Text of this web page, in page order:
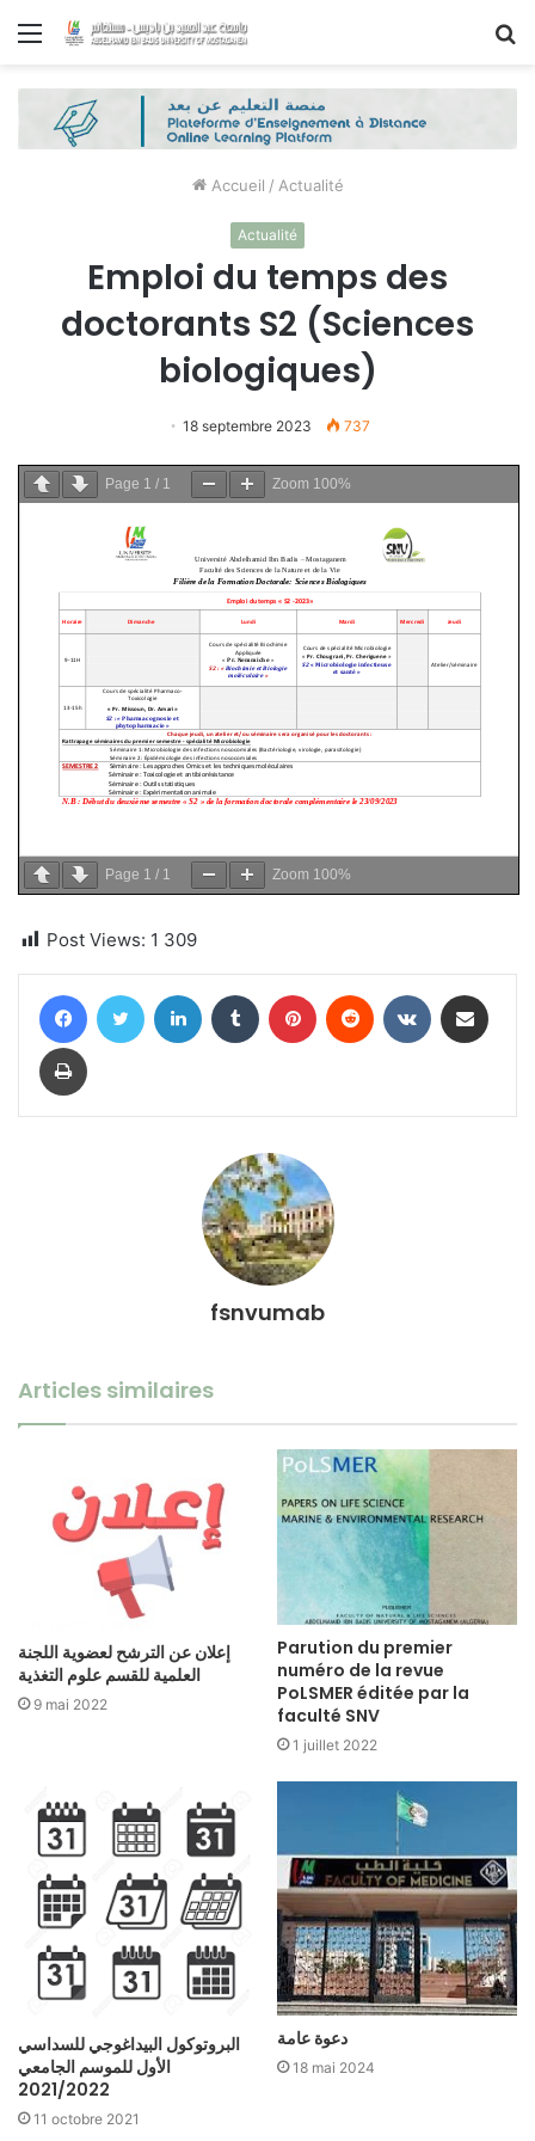
Menu
Accueil / Actualité
Actualité
Emploi du temps des
doctorants S2 (Sciences
biologiques)
18 septembre 2023 737
Page 1 / 1 Zoom 100%
Page 1 / 1 Zoom 100%
Post Views: 1 309
FacebookTwitter Linkedin Tumblr Pinterest Reddit VKontakte
Imprimer
fsnvumab
Articles similaires
إعلان عن الترشح لعضوية اللجنة
العلمية للقسم علوم التغذية
9 mai 2022
Parution du premier
numéro de la revue
PoLSMER éditée par la
faculté SNV
1 juillet 2022
البروتوكول البيداغوجي للسداسي
الأول للموسم الجامعي
2021/2022
11 octobre 2021
دعوة عامة
18 mai 2024